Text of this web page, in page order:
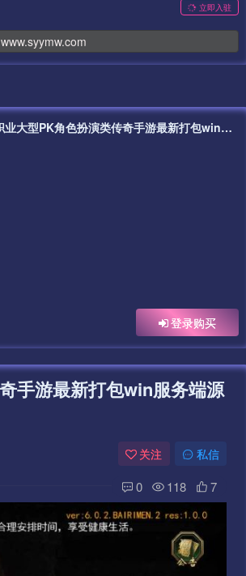
立即入驻
【白日门传奇之旺旺无限刀雷霆万钧】单职业大型PK角色扮演类传奇手游最新打包win服务端源码视频架设教程-开放多区-开放跨服-运营后台-安卓版本！
登录购买
手游最新打包win服务端源
关注 私信
0 118 7